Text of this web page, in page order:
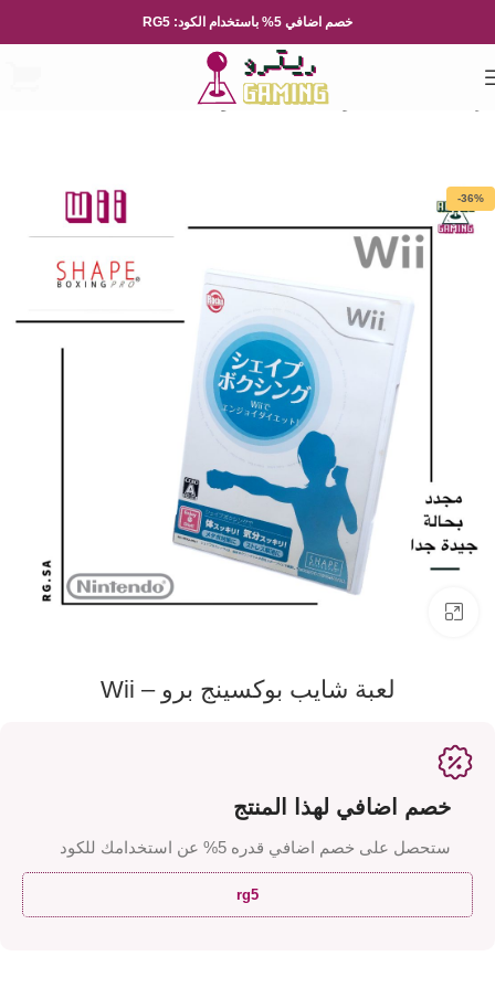
خصم اضافي 5% باستخدام الكود: RG5
Nintendo نينتيندو Wii
لعبة شايب بوكسينج برو – Wii
خصم اضافي لهذا المنتج
ستحصل على خصم اضافي قدره 5% عن استخدامك للكود
rg5
-36%